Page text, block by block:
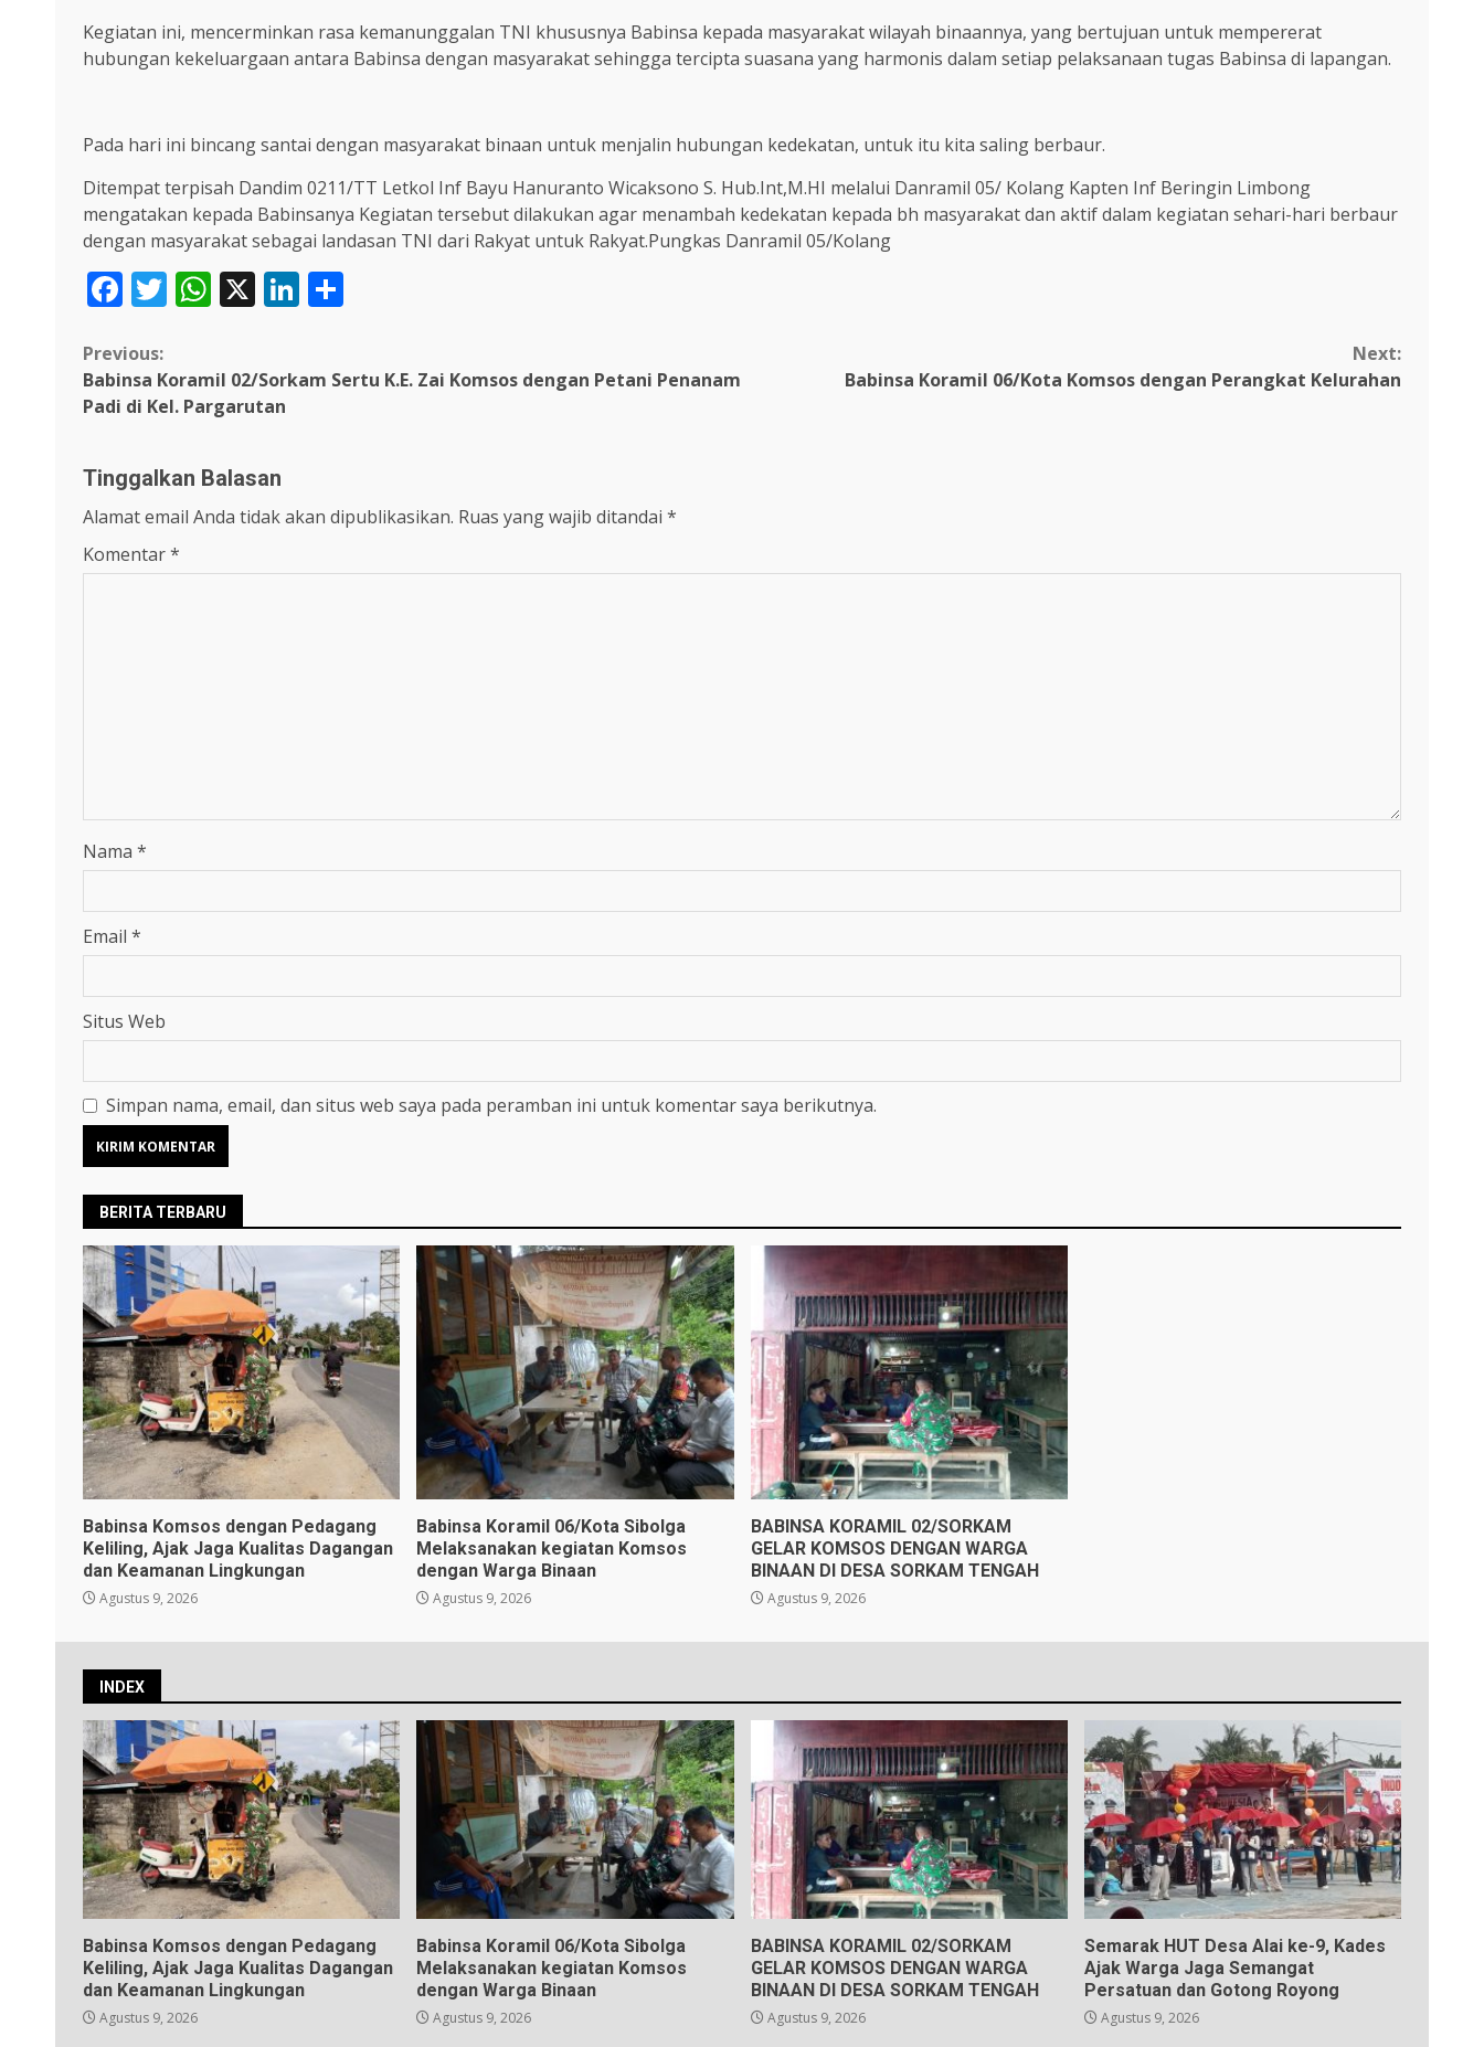
Kegiatan ini, mencerminkan rasa kemanunggalan TNI khususnya Babinsa kepada masyarakat wilayah binaannya, yang bertujuan untuk mempererat
hubungan kekeluargaan antara Babinsa dengan masyarakat sehingga tercipta suasana yang harmonis dalam setiap pelaksanaan tugas Babinsa di lapangan.
Pada hari ini bincang santai dengan masyarakat binaan untuk menjalin hubungan kedekatan, untuk itu kita saling berbaur.
Ditempat terpisah Dandim 0211/TT Letkol Inf Bayu Hanuranto Wicaksono S. Hub.Int,M.HI melalui Danramil 05/ Kolang Kapten Inf Beringin Limbong
mengatakan kepada Babinsanya Kegiatan tersebut dilakukan agar menambah kedekatan kepada bh masyarakat dan aktif dalam kegiatan sehari-hari berbaur
dengan masyarakat sebagai landasan TNI dari Rakyat untuk Rakyat.Pungkas Danramil 05/Kolang
Facebook
Twitter
WhatsApp
X LinkedIn
Continue
Reading
Previous:
Babinsa Koramil 02/Sorkam Sertu K.E. Zai Komsos dengan Petani Penanam
Padi di Kel. Pargarutan
Next:
Babinsa Koramil 06/Kota Komsos dengan Perangkat Kelurahan
Tinggalkan Balasan
Alamat email Anda tidak akan dipublikasikan. Ruas yang wajib ditandai *
Komentar*
Nama *
Email *
Situs Web
Simpan nama, email, dan situs web saya pada peramban ini untuk komentar saya berikutnya.
BERITA TERBARU
Babinsa Komsos dengan Pedagang
Keliling, Ajak Jaga Kualitas Dagangan
dan Keamanan Lingkungan
Agustus 9, 2026
Babinsa Koramil 06/Kota Sibolga
Melaksanakan kegiatan Komsos
dengan Warga Binaan
Agustus 9, 2026
BABINSA KORAMIL 02/SORKAM
GELAR KOMSOS DENGAN WARGA
BINAAN DI DESA SORKAM TENGAH
Agustus 9, 2026
INDEX
Babinsa Komsos dengan Pedagang
Keliling, Ajak Jaga Kualitas Dagangan
dan Keamanan Lingkungan
Agustus 9, 2026
Babinsa Koramil 06/Kota Sibolga
Melaksanakan kegiatan Komsos
dengan Warga Binaan
Agustus 9, 2026
BABINSA KORAMIL 02/SORKAM
GELAR KOMSOS DENGAN WARGA
BINAAN DI DESA SORKAM TENGAH
Agustus 9, 2026
Semarak HUT Desa Alai ke-9, Kades
Ajak Warga Jaga Semangat
Persatuan dan Gotong Royong
Agustus 9, 2026